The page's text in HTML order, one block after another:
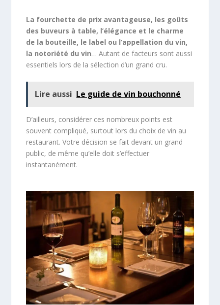
La fourchette de prix avantageuse, les goûts
des buveurs à table, l’élégance et le charme
de la bouteille, le label ou l’appellation du vin,
la notoriété du vin… Autant de facteurs sont aussi
essentiels lors de la sélection d’un grand cru.
Lire aussi Le guide de vin bouchonné
D’ailleurs, considérer ces nombreux points est
souvent compliqué, surtout lors du choix de vin au
restaurant. Votre décision se fait devant un grand
public, de même qu’elle doit s’effectuer
instantanément.